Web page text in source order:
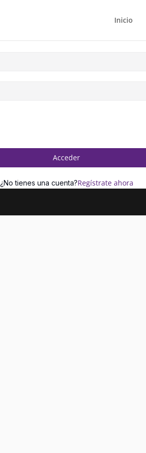
Inicio
Acceder
¿No tienes una cuenta?Regístrate ahora